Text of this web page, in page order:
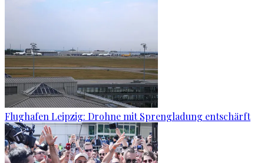
Flughafen Leipzig: Drohne mit Sprengladung entschärft